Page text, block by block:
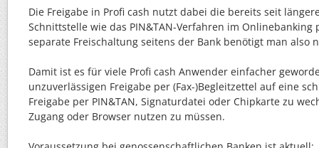
Die Freigabe in Profi cash nutzt dabei die bereits seit
Schnittstelle wie das PIN&TAN-Verfahren im Onlinebanking
separate Freischaltung seitens der Bank benötigt man also
Damit ist es für viele Profi cash Anwender einfacher
unzuverlässigen Freigabe per (Fax-)Begleitzettel auf eine
Freigabe per PIN&TAN, Signaturdatei oder Chipkarte zu
Zugang oder Browser nutzen zu müssen.